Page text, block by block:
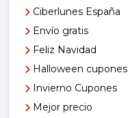
Ciberlunes España
Envío gratis
Feliz Navidad
Halloween cupones
Invierno Cupones
Mejor precio